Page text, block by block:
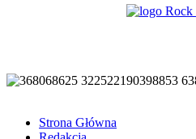
Strona Główna